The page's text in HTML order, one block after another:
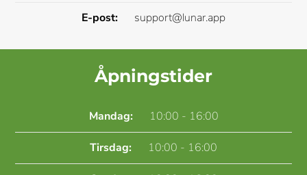
E-post: support@lunar.app
Åpningstider
Mandag: 10:00 - 16:00
Tirsdag: 10:00 - 16:00